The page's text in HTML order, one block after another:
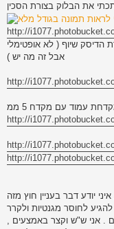
את הבלוק בצורת הסכין
http://
הדיסק שיוף ( לא אופטימלי
אבל זה מה יש )
http://
עמוד עם מקדח 5 ממ
http://
http://
http://
יודע דבר בעניין חוץ מזה
. אני ש"ש וקצר באמצעים ,